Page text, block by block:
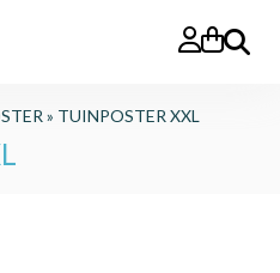
Search
» TUINPOSTER XXL